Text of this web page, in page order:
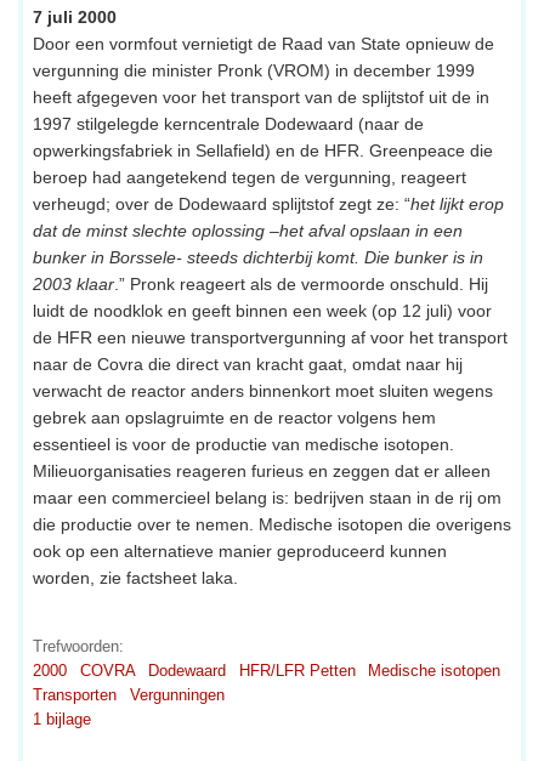
7 juli 2000
Door een vormfout vernietigt de Raad van State opnieuw de
vergunning die minister Pronk (VROM) in december 1999
heeft afgegeven voor het transport van de splijtstof uit de in
1997 stilgelegde kerncentrale Dodewaard (naar de
opwerkingsfabriek in Sellafield) en de HFR. Greenpeace die
beroep had aangetekend tegen de vergunning, reageert
verheugd; over de Dodewaard splijtstof zegt ze: “het lijkt erop
dat de minst slechte oplossing –het afval opslaan in een
bunker in Borssele- steeds dichterbij komt. Die bunker is in
2003 klaar.” Pronk reageert als de vermoorde onschuld. Hij
luidt de noodklok en geeft binnen een week (op 12 juli) voor
de HFR een nieuwe transportvergunning af voor het transport
naar de Covra die direct van kracht gaat, omdat naar hij
verwacht de reactor anders binnenkort moet sluiten wegens
gebrek aan opslagruimte en de reactor volgens hem
essentieel is voor de productie van medische isotopen.
Milieuorganisaties reageren furieus en zeggen dat er alleen
maar een commercieel belang is: bedrijven staan in de rij om
die productie over te nemen. Medische isotopen die overigens
ook op een alternatieve manier geproduceerd kunnen
worden, zie factsheet laka.
Trefwoorden:
2000
COVRA Dodewaard HFR/LFR Petten
Medische isotopen
Transporten
Vergunningen
1 bijlage